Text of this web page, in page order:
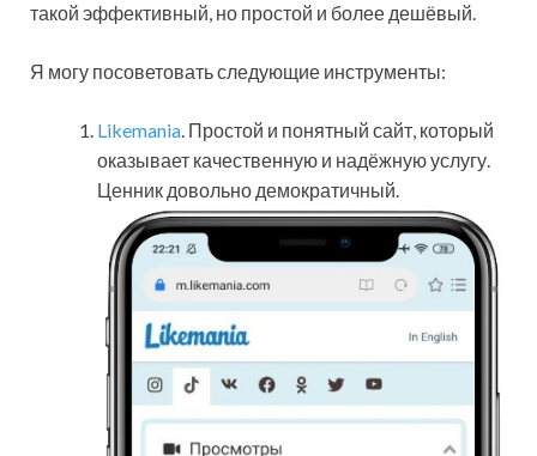
такой эффективный, но простой и более дешёвый.
Я могу посоветовать следующие инструменты:
Likemania. Простой и понятный сайт, который
оказывает качественную и надёжную услугу.
Ценник довольно демократичный.